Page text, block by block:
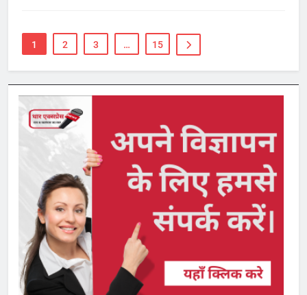
1 2 3 … 15